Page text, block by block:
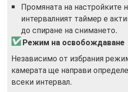
Промяната на настройките
интервалният таймер е
до спиране на снимането.
Режим на освобождаване
Независимо от избрания
камерата ще направи
всеки интервал.